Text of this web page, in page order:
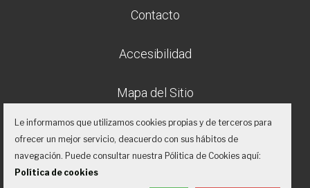
Contacto
Accesibilidad
Mapa del Sitio
Aviso legal
Política de privacidad
Le informamos que utilizamos cookies propias y de terceros para
ofrecer un mejor servicio, deacuerdo con sus hábitos de
navegación. Puede consultar nuestra Pólitica de Cookies aquí:
Política de cookies